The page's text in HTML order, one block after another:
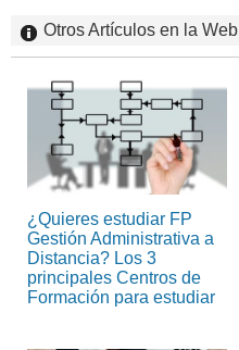
Otros Artículos en la Web
¿Quieres estudiar FP
Gestión Administrativa a
Distancia? Los 3
principales Centros de
Formación para estudiar